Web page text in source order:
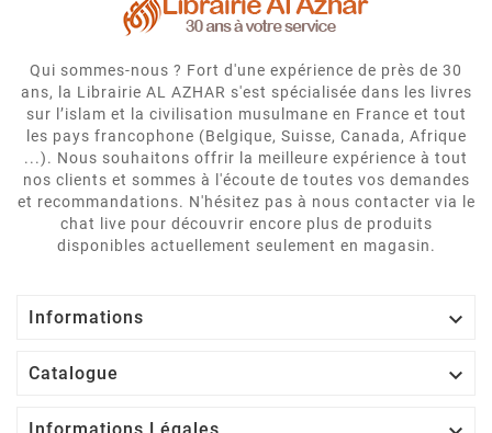
Qui sommes-nous ? Fort d'une expérience de près de 30
ans, la Librairie AL AZHAR s'est spécialisée dans les livres
sur l’islam et la civilisation musulmane en France et tout
les pays francophone (Belgique, Suisse, Canada, Afrique
...). Nous souhaitons offrir la meilleure expérience à tout
nos clients et sommes à l'écoute de toutes vos demandes
et recommandations. N'hésitez pas à nous contacter via le
chat live pour découvrir encore plus de produits
disponibles actuellement seulement en magasin.
Informations 
Catalogue 